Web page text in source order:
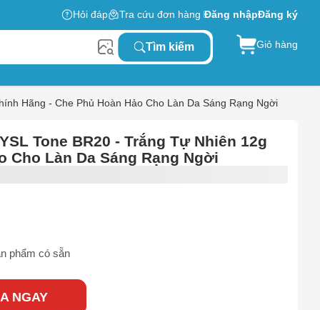
Hỏi đáp Tra cứu đơn hàng Đăng nhậpĐăng ký
Tìm kiếm Giỏ hàng
Hãng - Che Phủ Hoàn Hảo Cho Làn Da Sáng Rạng Ngời
Tone BR20 - Trắng Tự Nhiên 12g
Cho Làn Da Sáng Rạng Ngời
phẩm có sẵn
NGAY